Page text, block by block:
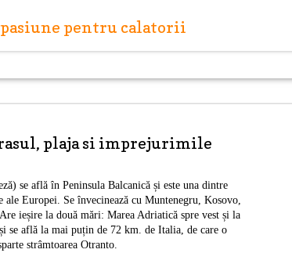
plaja si imprejurimile
se află în Peninsula Balcanică și este una dintre
ale Europei. Se învecinează cu Muntenegru, Kosovo,
ieșire la două mări: Marea Adriatică spre vest și la
se află la mai puțin de 72 km. de Italia, de care o
strâmtoarea Otranto.
pentru calatorii
MAY
27
Capitale europene:
(Letonia)